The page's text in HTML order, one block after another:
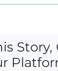
Story,